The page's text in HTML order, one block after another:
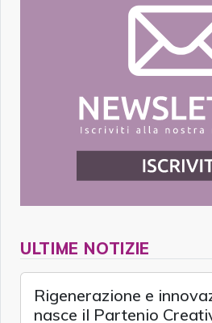
ULTIME NOTIZIE
Rigenerazione e
nasce il Partenio